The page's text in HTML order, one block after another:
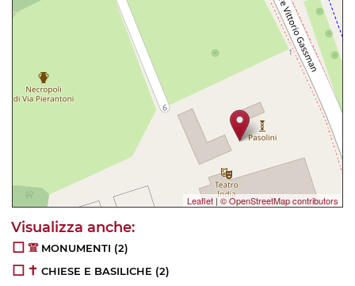
Leaflet |© OpenStreetMap contributors
MONUMENTI (2)
CHIESE E BASILICHE (2)